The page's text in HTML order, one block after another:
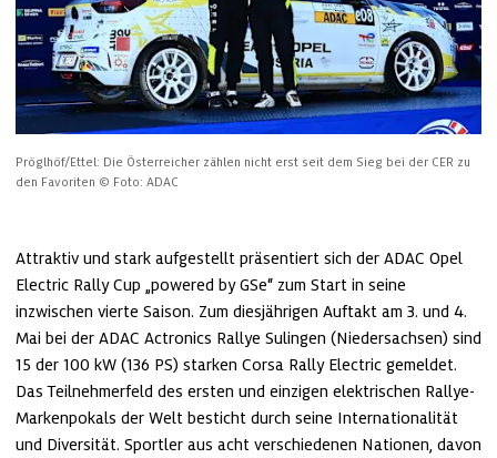
Pröglhöf/Ettel: Die Österreicher zählen nicht erst seit dem Sieg bei der CER zu
den Favoriten © Foto: ADAC
Attraktiv und stark aufgestellt präsentiert sich der ADAC Opel
Electric Rally Cup „powered by GSe“ zum Start in seine
inzwischen vierte Saison. Zum diesjährigen Auftakt am 3. und 4.
Mai bei der ADAC Actronics Rallye Sulingen (Niedersachsen) sind
15 der 100 kW (136 PS) starken Corsa Rally Electric gemeldet.
Das Teilnehmerfeld des ersten und einzigen elektrischen Rallye-
Markenpokals der Welt besticht durch seine Internationalität
und Diversität. Sportler aus acht verschiedenen Nationen, davon